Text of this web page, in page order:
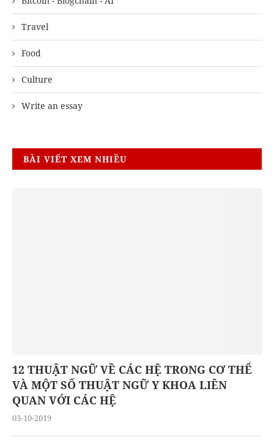
Travel
Food
Culture
Write an essay
BÀI VIẾT XEM NHIỀU
12 THUẬT NGỮ VỀ CÁC HỆ TRONG CƠ THỂ
VÀ MỘT SỐ THUẬT NGỮ Y KHOA LIÊN
QUAN VỚI CÁC HỆ
03-10-2019